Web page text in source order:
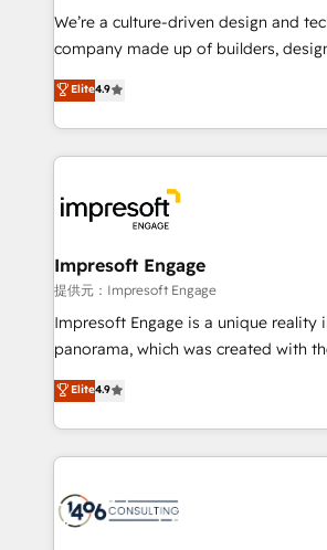
Portuguese, and English to design
that drive measurable growth. 🌎 Highlights: • 10+
Platform Migration Excellence. • Top
Year LATAM 2022, 2023, 2024, 2025.
business with HubSpot? Let Cebra’s
you grow faster, smarter, and with
We’re a culture-driven design and
company made up of builders,
thinkers. We blend strategy, design,
development—always fueled by
ideas, opportunities, and challenges
experiences. To us, technology is
and—most importantly—simple.
into bold ideas and shape them into
products and strategies that actually
difference.
Elite4.9
Impresoft Engage
提供元：Impresoft Engage
Impresoft Engage is a unique reality
panorama, which was created with
putting Customer Experience at the
creating digital environments
people, processes and data. We offer the best
digital solutions on the market,
marketing automation to online and
Elite4.9